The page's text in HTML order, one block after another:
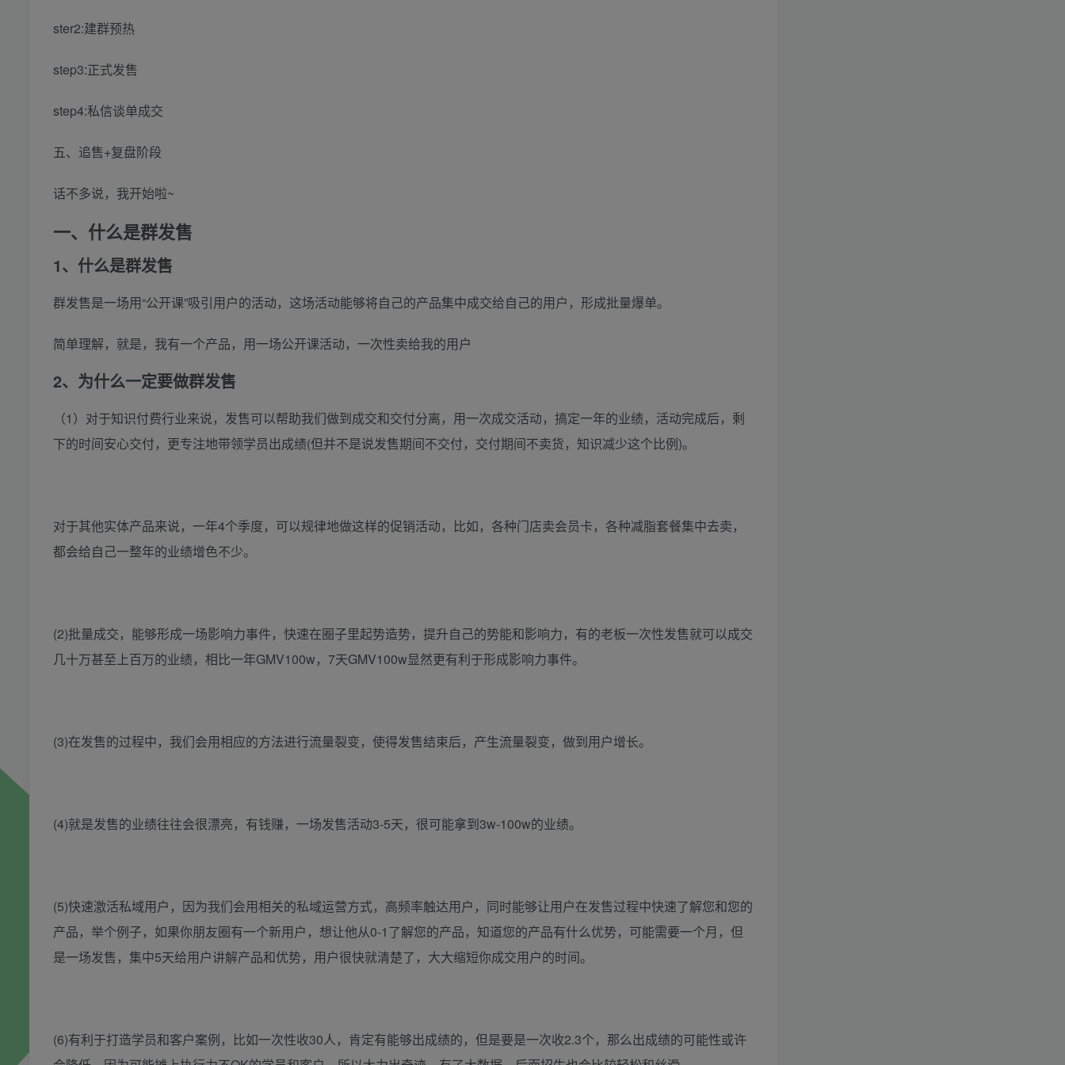
ster2:建群预热
step3:正式发售
step4:私信谈单成交
五、追售+复盘阶段
话不多说，我开始啦~
一、什么是群发售
1、什么是群发售
群发售是一场用“公开课”吸引用户的活动，这场活动能够将自己的产品集中成交给自己的用户，形成批量爆单。
简单理解，就是，我有一个产品，用一场公开课活动，一次性卖给我的用户
2、为什么一定要做群发售
（1）对于知识付费行业来说，发售可以帮助我们做到成交和交付分离，用一次成交活动，搞定一年的业绩，活动完成后，剩
下的时间安心交付，更专注地带领学员出成绩(但并不是说发售期间不交付，交付期间不卖货，知识减少这个比例)。
对于其他实体产品来说，一年4个季度，可以规律地做这样的促销活动，比如，各种门店卖会员卡，各种减脂套餐集中去卖，
都会给自己一整年的业绩增色不少。
(2)批量成交，能够形成一场影响力事件，快速在圈子里起势造势，提升自己的势能和影响力，有的老板一次性发售就可以成交
几十万甚至上百万的业绩，相比一年GMV100w，7天GMV100w显然更有利于形成影响力事件。
(3)在发售的过程中，我们会用相应的方法进行流量裂变，使得发售结束后，产生流量裂变，做到用户增长。
(4)就是发售的业绩往往会很漂亮，有钱赚，一场发售活动3-5天，很可能拿到3w-100w的业绩。
(5)快速激活私域用户，因为我们会用相关的私域运营方式，高频率触达用户，同时能够让用户在发售过程中快速了解您和您的
产品，举个例子，如果你朋友圈有一个新用户，想让他从0-1了解您的产品，知道您的产品有什么优势，可能需要一个月，但
是一场发售，集中5天给用户讲解产品和优势，用户很快就清楚了，大大缩短你成交用户的时间。
(6)有利于打造学员和客户案例，比如一次性收30人，肯定有能够出成绩的，但是要是一次收2.3个，那么出成绩的可能性或许